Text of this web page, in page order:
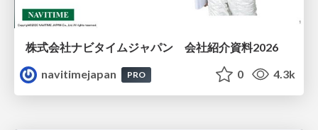
株式会社ナビタイムジャパン 会社紹介資料2026
navitimejapan
PRO 0 4.3k